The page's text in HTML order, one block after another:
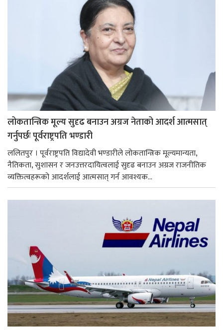
लोकतान्त्रिक मूल्य सुदृढ बनाउन अग्रज नेताको आदर्श आत्मसात्
गर्नुपर्छः पूर्वराष्ट्रपति भण्डारी
ललितपुर । पूर्वराष्ट्रपति विद्यादेवी भण्डारीले लोकतान्त्रिक मूल्यमान्यता,
नैतिकता, सुशासन र जनउत्तरदायित्वलाई सुदृढ बनाउन अग्रज राजनीतिक
व्यक्तित्वहरूको आदर्शलाई आत्मसात् गर्न आवश्यक...